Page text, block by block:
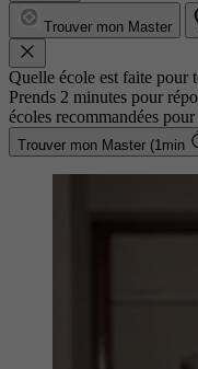
Trouver mon Master
Quelle école est faite pour
Prends 2 minutes pour
écoles recommandées
Trouver mon Master (1min